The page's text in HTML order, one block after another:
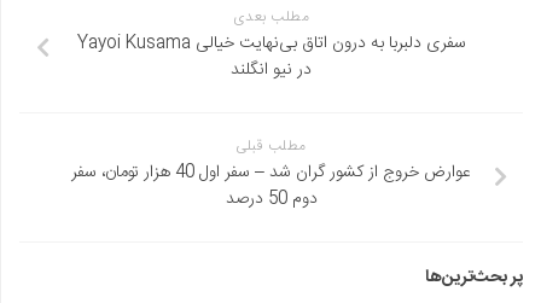
مطلب بعدی
سفری دلبربا به درون اتاق بی‌نهایت خیالی Yayoi Kusama
در نیو انگلند
مطلب قبلی
عوارض خروج از کشور گران شد – سفر اول 40 هزار تومان، سفر
دوم 50 درصد
پر بحث‌ترین‌ها